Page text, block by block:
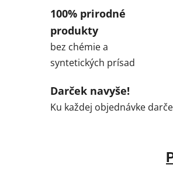
100% prirodné
produkty
bez chémie a
syntetických prísad
Darček navyše!
Ku každej objednávke